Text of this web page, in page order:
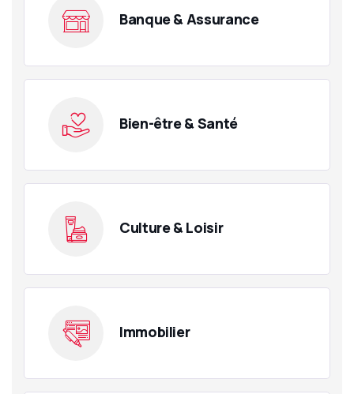
Banque & Assurance
Bien-être & Santé
Culture & Loisir
Immobilier